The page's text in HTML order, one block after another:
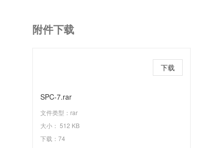
附件下载
下载
SPC-7.rar
文件类型：rar
大小： 512 KB
下载：74